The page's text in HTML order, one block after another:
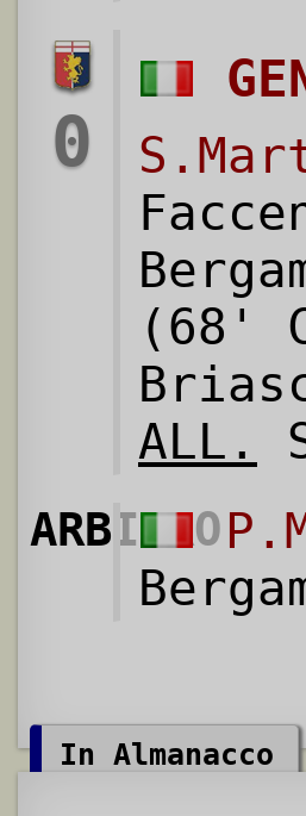
0
(68'
ALL.
ARBITRO
In Almanacco